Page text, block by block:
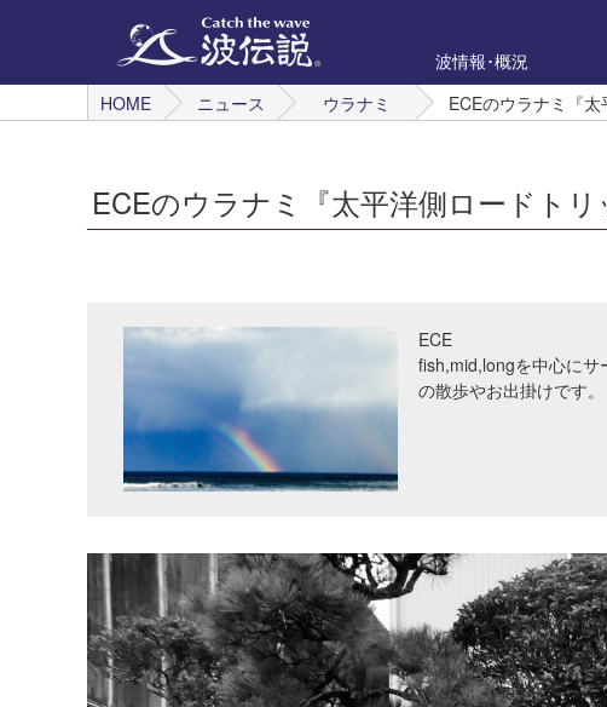
波情報･概況
HOME
ニュース ウラナミ ECEのウラナミ『太
ECEのウラナミ『太平洋側ロードトリ
ECE
fish,mid,longを中心にサ
の散歩やお出掛けです。